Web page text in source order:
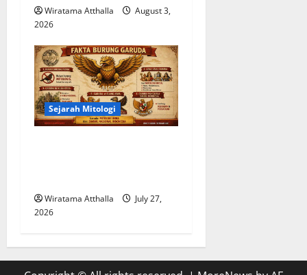
Wiratama Atthalla
August 3,
2026
Sejarah Mitologi
Wiratama Atthalla
July 27,
2026